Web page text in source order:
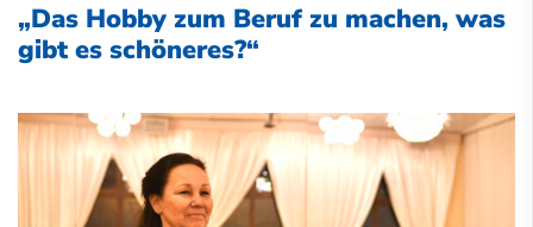
„Das Hobby zum Beruf zu machen, was
gibt es schöneres?“